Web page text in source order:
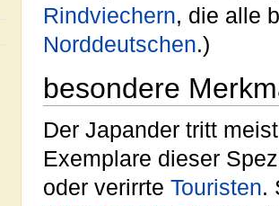
Rindviechern, die alle
Norddeutschen.)
besondere
Der Japander tritt
Exemplare dieser
oder verirrte Touristen.